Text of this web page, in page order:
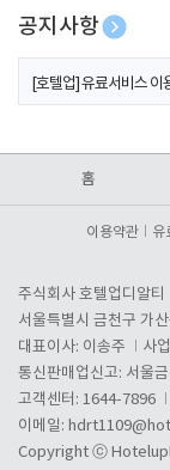
공지사항
[호텔업] 개인정보 처리
[호텔업] 유료서비스 이
홈
이용약관 유
주식회사 호텔업디알티
서울특별시 금천구 가
대표이사: 이송주
사
통신판매업신고: 서울
고객센터: 1644-7896
이메일:
Copyright ⓒ